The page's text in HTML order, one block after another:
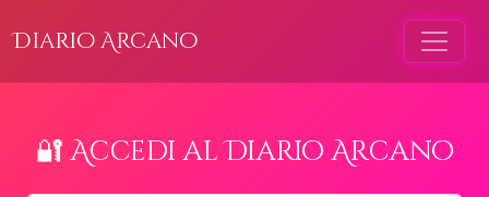
Diario Arcano
🔐 Accedi al Diario Arcano